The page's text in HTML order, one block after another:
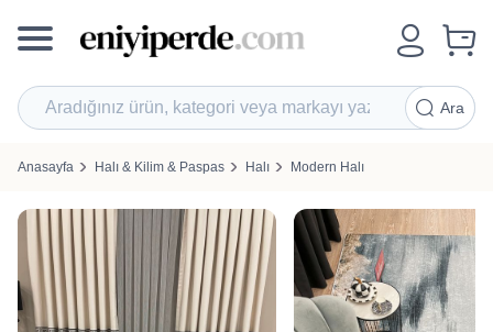
Ara
Anasayfa Halı & Kilim & Paspas Halı Modern Halı